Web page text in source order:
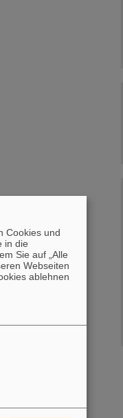
Cookies und
in die
Sie auf „Alle
Webseiten
ablehnen